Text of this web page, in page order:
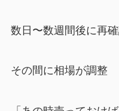
数日〜数週間後に再
その間に相場が調整